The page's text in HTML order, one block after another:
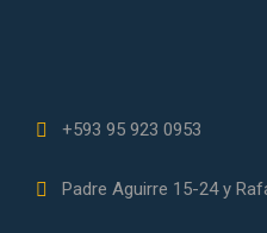
+593 95 923 0953
Padre Aguirre 15-24 y